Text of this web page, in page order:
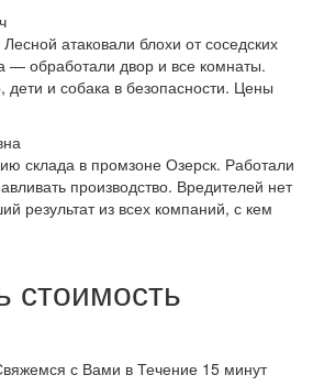
атаковали блохи от соседских
— обработали двор и все комнаты.
дети и собака в безопасности. Цены
склада в промзоне Озерск. Работали
производство. Вредителей нет
результат из всех компаний, с кем
стоимость
с Вами в Течение 15 минут